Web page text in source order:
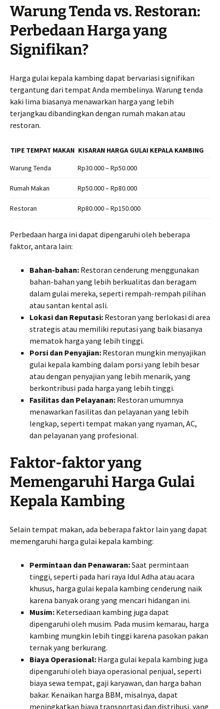
Warung Tenda vs. Restoran:
Perbedaan Harga yang
Signifikan?
Harga gulai kepala kambing dapat bervariasi signifikan
tergantung dari tempat Anda membelinya. Warung tenda
kaki lima biasanya menawarkan harga yang lebih
terjangkau dibandingkan dengan rumah makan atau
restoran.
TIPE TEMPAT MAKAN KISARAN HARGA GULAI KEPALA KAMBING
Warung Tenda
Rp30.000 – Rp50.000
Rumah Makan Rp50.000 – Rp80.000
Restoran Rp80.000 – Rp150.000
Perbedaan harga ini dapat dipengaruhi oleh beberapa
faktor, antara lain:
Bahan-bahan: Restoran cenderung menggunakan
bahan-bahan yang lebih berkualitas dan beragam
dalam gulai mereka, seperti rempah-rempah pilihan
atau santan kental asli.
Lokasi dan Reputasi: Restoran yang berlokasi di area
strategis atau memiliki reputasi yang baik biasanya
mematok harga yang lebih tinggi.
Porsi dan Penyajian: Restoran mungkin menyajikan
gulai kepala kambing dalam porsi yang lebih besar
atau dengan penyajian yang lebih menarik, yang
berkontribusi pada harga yang lebih tinggi.
Fasilitas dan Pelayanan: Restoran umumnya
menawarkan fasilitas dan pelayanan yang lebih
lengkap, seperti tempat makan yang nyaman, AC,
dan pelayanan yang profesional.
Faktor-faktor yang
Memengaruhi Harga Gulai
Kepala Kambing
Selain tempat makan, ada beberapa faktor lain yang dapat
memengaruhi harga gulai kepala kambing:
Permintaan dan Penawaran:Saat permintaan
tinggi, seperti pada hari raya Idul Adha atau acara
khusus, harga gulai kepala kambing cenderung naik
karena banyak orang yang mencari hidangan ini.
Musim: Ketersediaan kambing juga dapat
dipengaruhi oleh musim. Pada musim kemarau, harga
kambing mungkin lebih tinggi karena pasokan pakan
ternak yang berkurang.
Biaya Operasional: Harga gulai kepala kambing juga
dipengaruhi oleh biaya operasional penjual, seperti
biaya sewa tempat, gaji karyawan, dan harga bahan
bakar. Kenaikan harga BBM, misalnya, dapat
meningkatkan biaya transportasi dan distribusi, yang